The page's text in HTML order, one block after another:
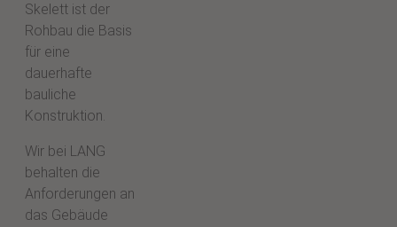
Skelett ist der
Rohbau die Basis
für eine
dauerhafte
bauliche
Konstruktion.
Wir bei LANG
behalten die
Anforderungen an
das Gebäude